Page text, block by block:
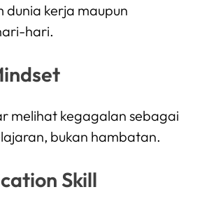
dunia kerja maupun
hari.
melihat kegagalan sebagai
bukan hambatan.
Skill